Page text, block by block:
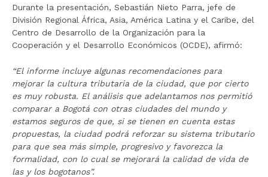
Durante la presentación, Sebastián Nieto Parra, jefe de
División Regional África, Asia, América Latina y el Caribe, del
Centro de Desarrollo de la Organización para la
Cooperación y el Desarrollo Económicos (OCDE), afirmó:
“El informe incluye algunas recomendaciones para
mejorar la cultura tributaria de la ciudad, que por cierto
es muy robusta. El análisis que adelantamos nos permitió
comparar a Bogotá con otras ciudades del mundo y
estamos seguros de que, si se tienen en cuenta estas
propuestas, la ciudad podrá reforzar su sistema tributario
para que sea más simple, progresivo y favorezca la
formalidad, con lo cual se mejorará la calidad de vida de
las y los bogotanos”.